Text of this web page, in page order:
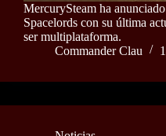
MercurySteam ha
Spacelords con su última
ser multiplataforma.
Commander Clau